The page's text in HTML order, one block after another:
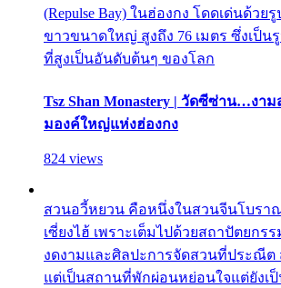
(Repulse Bay) ในฮ่องกง โดดเด่นด้ว
ขาวขนาดใหญ่ สูงถึง 76 เมตร ซึ่งเป็น
ที่สูงเป็นอันดับต้นๆ ของโลก
Tsz Shan Monastery | วัดซีซ่าน…งา
มองค์ใหญ่แห่งฮ่องกง
824 views
สวนอวี้หยวน คือหนึ่งในสวนจีนโบรา
เซี่ยงไฮ้ เพราะเต็มไปด้วยสถาปัตยก
งดงามและศิลปะการจัดสวนที่ประณีต
แต่เป็นสถานที่พักผ่อนหย่อนใจแต่ยังเ